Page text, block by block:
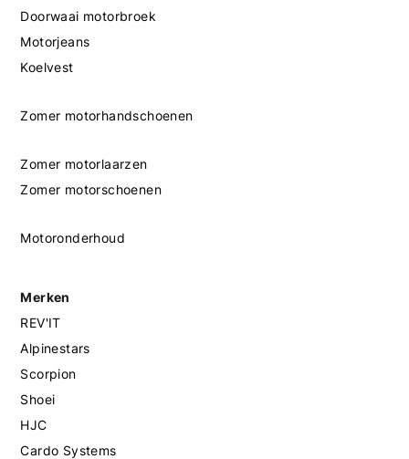
Doorwaai motorbroek
Motorjeans
Koelvest
Zomer motorhandschoenen
Zomer motorlaarzen
Zomer motorschoenen
Motoronderhoud
Merken
REV'IT
Alpinestars
Scorpion
Shoei
HJC
Cardo Systems